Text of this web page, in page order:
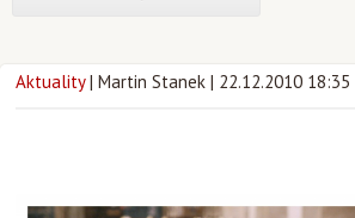
Aktuality | Martin Stanek | 22.12.2010 18:35